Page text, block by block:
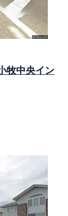
牧中央イン